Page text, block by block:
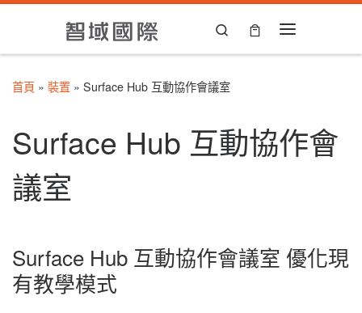
Skip to content
Search
首頁 » 裝置 » Surface Hub 互動協作會議室
Surface Hub 互動協作會
議室
Surface Hub 互動協作會議室 優化現
有教學模式